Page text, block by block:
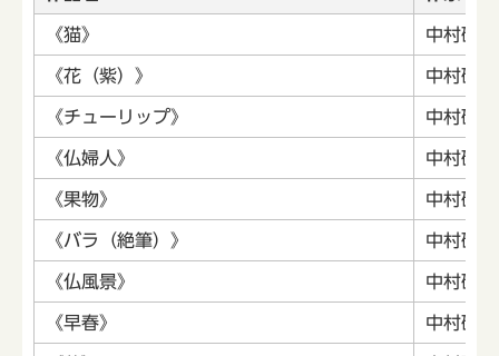
《猫》 中村研一
《花（紫）》 中村研一
《チューリップ》 中村研一
《仏婦人》 中村研一
《果物》 中村研一
《バラ（絶筆）》 中村研一
《仏風景》 中村研一
《早春》 中村研一